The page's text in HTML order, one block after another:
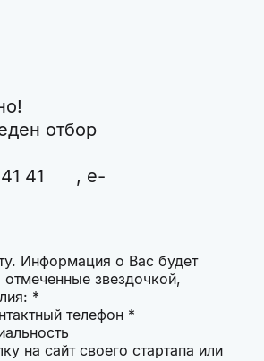
отбор
41 41 , e-
Информация о Вас будет
звездочкой,
*
телефон *
на сайт своего стартапа или